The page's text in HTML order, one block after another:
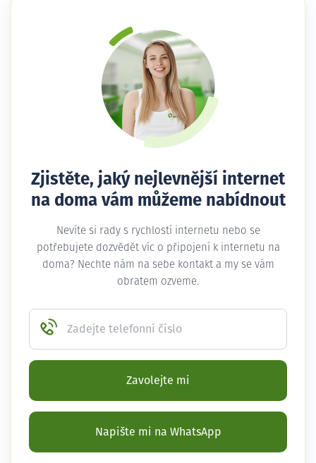
Zjistěte, jaký nejlevnější internet
na doma vám můžeme nabídnout
Nevíte si rady s rychlostí internetu nebo se
potřebujete dozvědět víc o připojení k internetu na
doma? Nechte nám na sebe kontakt a my se vám
obratem ozveme.
Zadejte telefonní číslo
Zavolejte mi
Napište mi na WhatsApp